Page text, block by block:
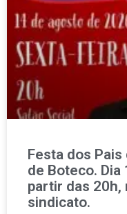
Festa dos Pais
de Boteco.
partir das 20h,
sindicato.